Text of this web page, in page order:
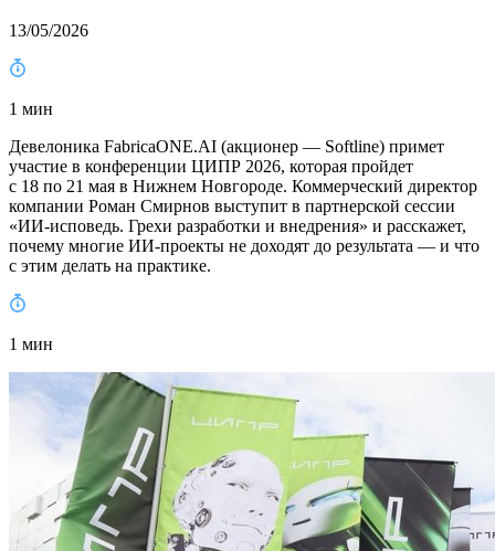
13/05/2026
1 мин
Девелоника FabricaONE.AI (акционер — Softline) примет
участие в конференции ЦИПР 2026, которая пройдет
с 18 по 21 мая в Нижнем Новгороде. Коммерческий директор
компании Роман Смирнов выступит в партнерской сессии
«ИИ-исповедь. Грехи разработки и внедрения» и расскажет,
почему многие ИИ-проекты не доходят до результата — и что
с этим делать на практике.
1 мин